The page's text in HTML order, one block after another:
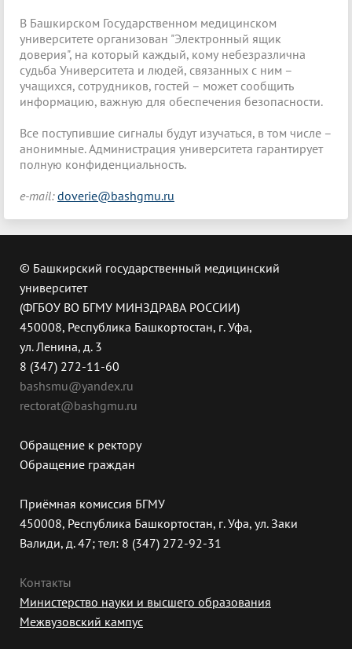
В Башкирском Государственном медицинском
университете организован "Электронный ящик
доверия", на который каждый, кому небезразлична
судьба Университета и людей, связанных с ним –
учащихся, сотрудников, гостей – может сообщить
информацию, важную для обеспечения безопасности.
Все поступившие сигналы будут изучаться, в том числе –
анонимные. Администрация университета гарантирует
полную конфиденциальность.
e-mail: doverie@bashgmu.ru
© Башкирский государственный медицинский
университет
(ФГБОУ ВО БГМУ МИНЗДРАВА РОССИИ)
450008, Республика Башкортостан, г. Уфа,
ул. Ленина, д. 3
8 (347) 272-11-60
bashsmu@yandex.ru
rectorat@bashgmu.ru
Обращение к ректору
Обращение граждан
Приёмная комиссия БГМУ
450008, Республика Башкортостан, г. Уфа, ул. Заки
Валиди, д. 47; тел: 8 (347) 272-92-31
Контакты
Министерство науки и высшего образования
Межвузовский кампус